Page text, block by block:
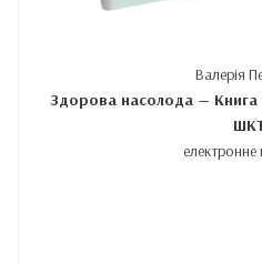
Валерія
Здорова насолода — Книга